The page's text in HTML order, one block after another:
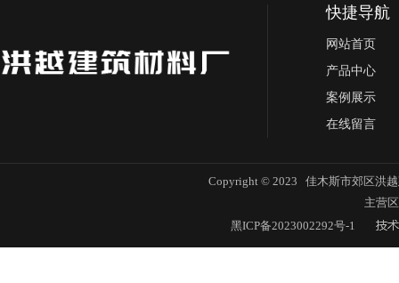
快捷导航
网站首页
产品中心
案例展示
在线留言
Copyright © 2023 佳木斯市郊区洪
主营
黑ICP备2023002292号-1